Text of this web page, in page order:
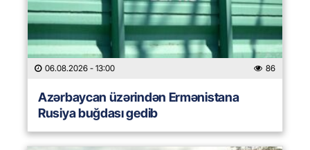
06.08.2026 - 13:00 86
Azərbaycan üzərindən Ermənistana
Rusiya buğdası gedib